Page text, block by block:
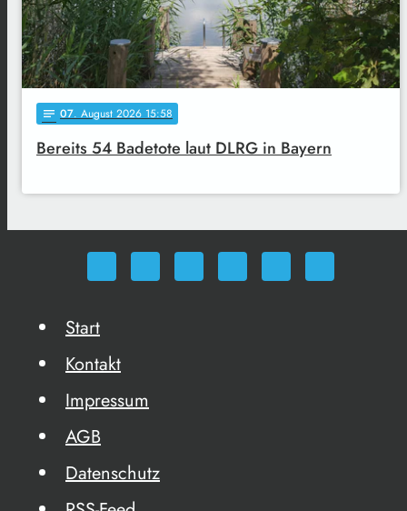
notes 07. August 2026 15:58
Bereits 54 Badetote laut DLRG in Bayern
Start
Kontakt
Impressum
AGB
Datenschutz